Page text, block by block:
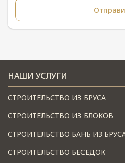
НАШИ УСЛУГИ
СТРОИТЕЛЬСТВО ИЗ БРУСА
СТРОИТЕЛЬСТВО ИЗ БЛОКОВ
СТРОИТЕЛЬСТВО БАНЬ ИЗ
СТРОИТЕЛЬСТВО БЕСЕДОК